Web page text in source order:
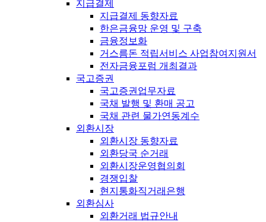
지급결제
지급결제 동향자료
한은금융망 운영 및 구축
금융정보화
거스름돈 적립서비스 사업참여지원서
전자금융포럼 개최결과
국고증권
국고증권업무자료
국채 발행 및 환매 공고
국채 관련 물가연동계수
외환시장
외환시장 동향자료
외환당국 순거래
외환시장운영협의회
경쟁입찰
현지통화직거래은행
외환심사
외환거래 법규안내